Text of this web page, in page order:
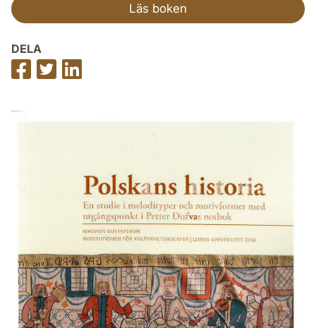
Läs boken
DELA
Dela
på
Dela
på
på